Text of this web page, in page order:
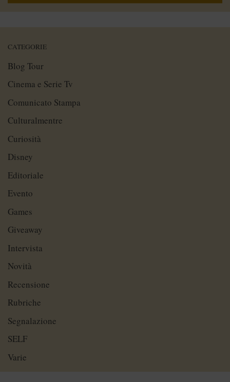
CATEGORIE
Blog Tour
Cinema e Serie Tv
Comunicato Stampa
Culturalmentre
Curiosità
Disney
Editoriale
Evento
Games
Giveaway
Intervista
Novità
Recensione
Rubriche
Segnalazione
SELF
Varie